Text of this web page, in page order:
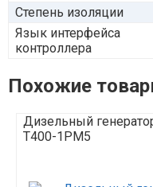
Степень изоляции
Язык интерфейса
контроллера
Похожие
Дизельный
T400-1РМ5